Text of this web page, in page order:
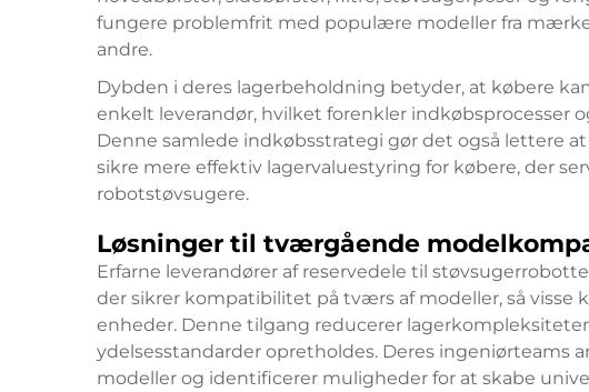
fungere problemfrit med populære modeller fra
andre.
Dybden i deres lagerbeholdning betyder, at købere
enkelt leverandør, hvilket forenkler indkøbsprocesser
Denne samlede indkøbsstrategi gør det også lettere
sikre mere effektiv lagervaluestyring for købere, der
robotstøvsugere.
Løsninger til tværgående
Erfarne leverandører af reservedele til
der sikrer kompatibilitet på tværs af modeller, så visse
enheder. Denne tilgang reducerer
ydelsesstandarder opretholdes. Deres ingeniørteams
modeller og identificerer muligheder for at skabe